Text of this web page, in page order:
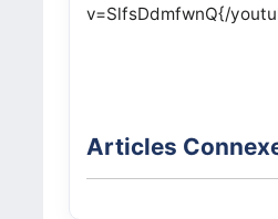
v=SlfsDdmfwnQ{/
Articles